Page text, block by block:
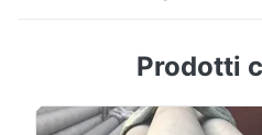
carbonio di BACCANO
cuciture è ampiamente
Prodotti